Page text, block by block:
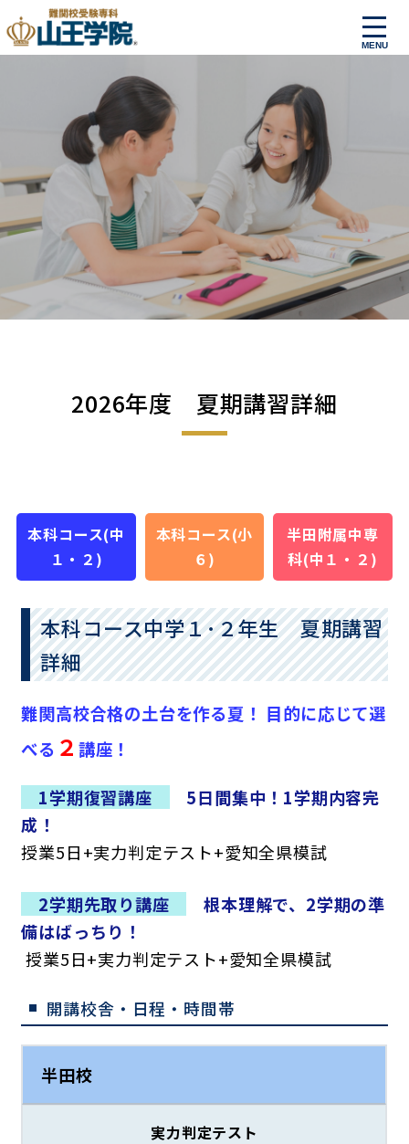
2026年度 夏期講習詳細
本科コース(中
１・２)
本科コース(小
６)
半田附属中専
科(中１・２)
本科コース中学１･２年生 夏期講習
詳細
難関高校合格の土台を作る夏！ 目的に応じて選
べる ２ 講座！
1学期復習講座
5日間集中！1学期内容完
成！
授業5日+実力判定テスト+愛知全県模試
2学期先取り講座
根本理解で、2学期の準
備はばっちり！
授業5日+実力判定テスト+愛知全県模試
開講校舎・日程・時間帯
半田校
実力判定テスト